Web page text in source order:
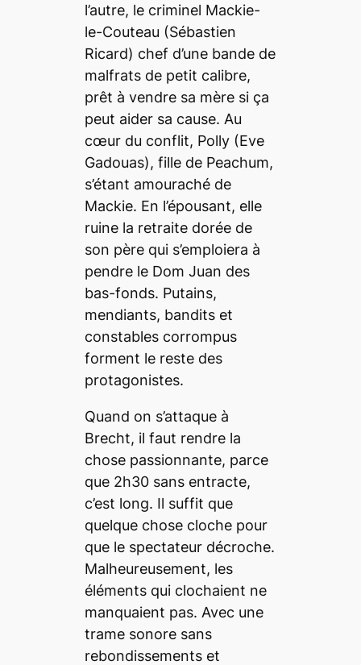
l’autre, le criminel Mackie-
le-Couteau (Sébastien
Ricard) chef d’une bande de
malfrats de petit calibre,
prêt à vendre sa mère si ça
peut aider sa cause. Au
cœur du conflit, Polly (Eve
Gadouas), fille de Peachum,
s’étant amouraché de
Mackie. En l’épousant, elle
ruine la retraite dorée de
son père qui s’emploiera à
pendre le Dom Juan des
bas-fonds. Putains,
mendiants, bandits et
constables corrompus
forment le reste des
protagonistes.
Quand on s’attaque à
Brecht, il faut rendre la
chose passionnante, parce
que 2h30 sans entracte,
c’est long. Il suffit que
quelque chose cloche pour
que le spectateur décroche.
Malheureusement, les
éléments qui clochaient ne
manquaient pas. Avec une
trame sonore sans
rebondissements et